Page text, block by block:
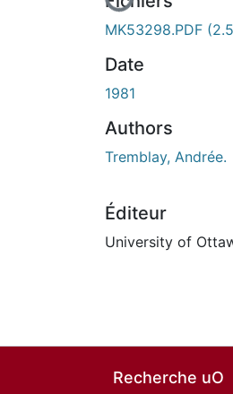
MK53298.PDF
Date
1981
Authors
Tremblay, Andrée.
Éditeur
University of
Recherche uO